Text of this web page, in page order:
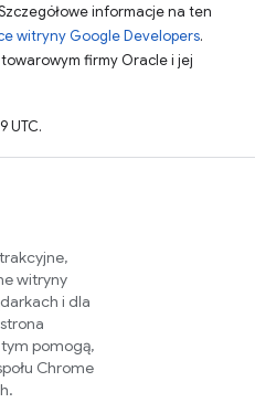
informacje na ten
witryny Google Developers.
firmy Oracle i jej
UTC.
witryny
i dla
pomogą,
Chrome